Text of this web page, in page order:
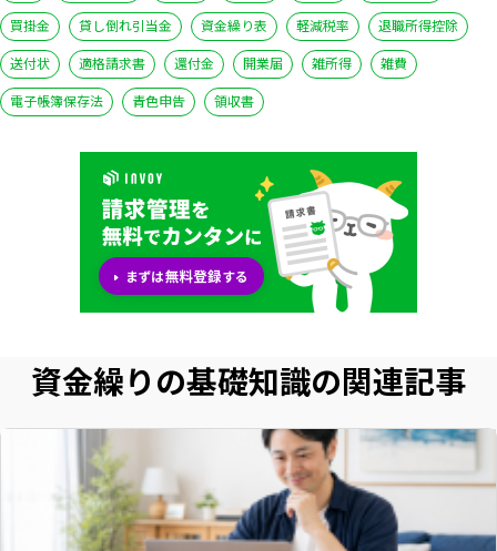
買掛金
貸し倒れ引当金 資金繰り表 軽減税率
退職所得控除
送付状
適格請求書 還付金 開業届 雑所得
雑費
電子帳簿保存法
青色申告 領収書
資金繰りの基礎知識の関連記事